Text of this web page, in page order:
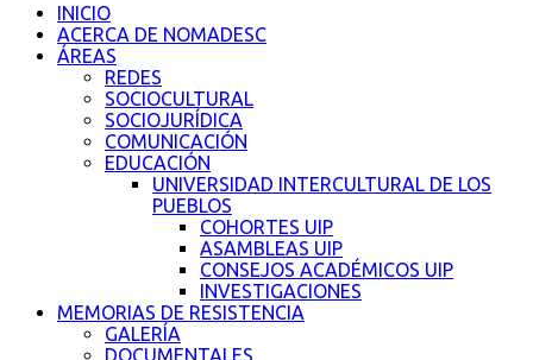
INICIO
ACERCA DE NOMADESC
ÁREAS
REDES
SOCIOCULTURAL
SOCIOJURÍDICA
COMUNICACIÓN
EDUCACIÓN
UNIVERSIDAD INTERCULTURAL DE LOS
PUEBLOS
COHORTES UIP
ASAMBLEAS UIP
CONSEJOS ACADÉMICOS UIP
INVESTIGACIONES
MEMORIAS DE RESISTENCIA
GALERÍA
DOCUMENTALES